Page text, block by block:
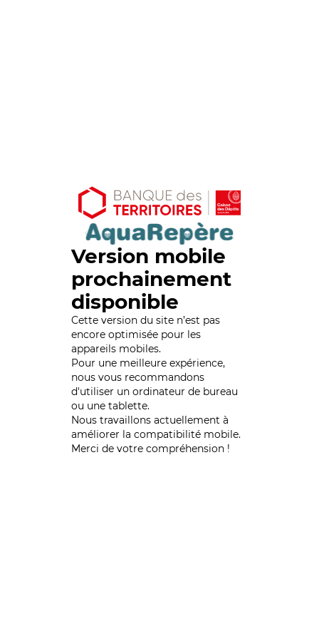
Version mobile
prochainement
disponible
Cette version du site n’est pas
encore optimisée pour les
appareils mobiles.
Pour une meilleure expérience,
nous vous recommandons
d'utiliser un ordinateur de bureau
ou une tablette.
Nous travaillons actuellement à
améliorer la compatibilité mobile.
Merci de votre compréhension !